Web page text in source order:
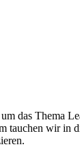
das Thema
tauchen wir